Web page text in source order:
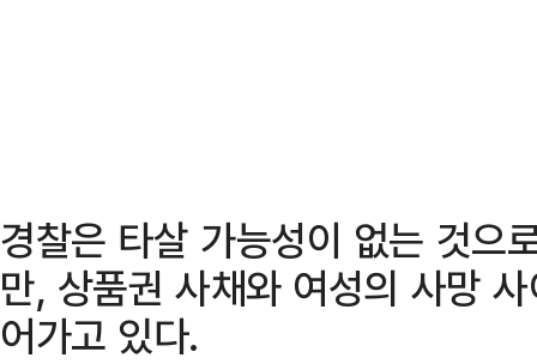
경찰은 타살 가능성이 없는 것으
만, 상품권 사채와 여성의 사망
어가고 있다.